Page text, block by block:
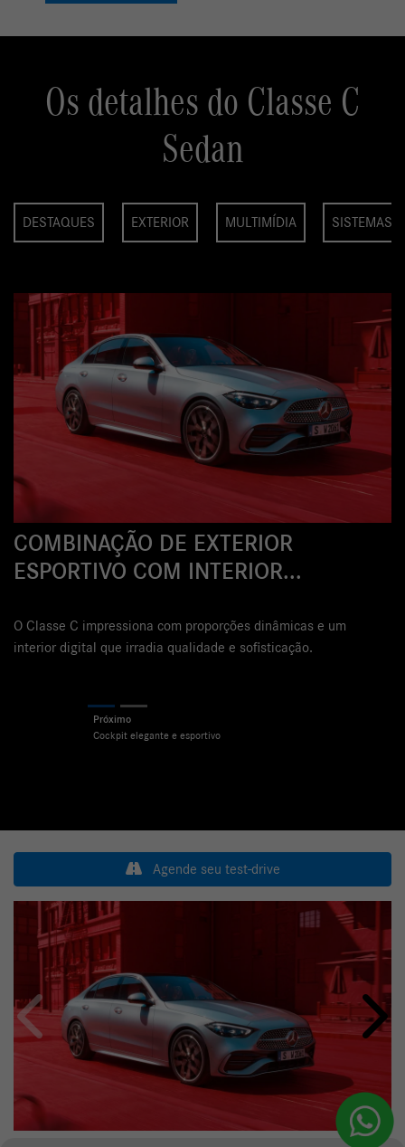
Os detalhes do Classe C
Sedan
DESTAQUES EXTERIOR MULTIMÍDIA SISTEMAS
DE EXTERIOR
COM INTERIOR...
C impressiona com proporções dinâmicas e um
digital que irradia qualidade e sofisticação.
Agende seu test-drive
Anterior